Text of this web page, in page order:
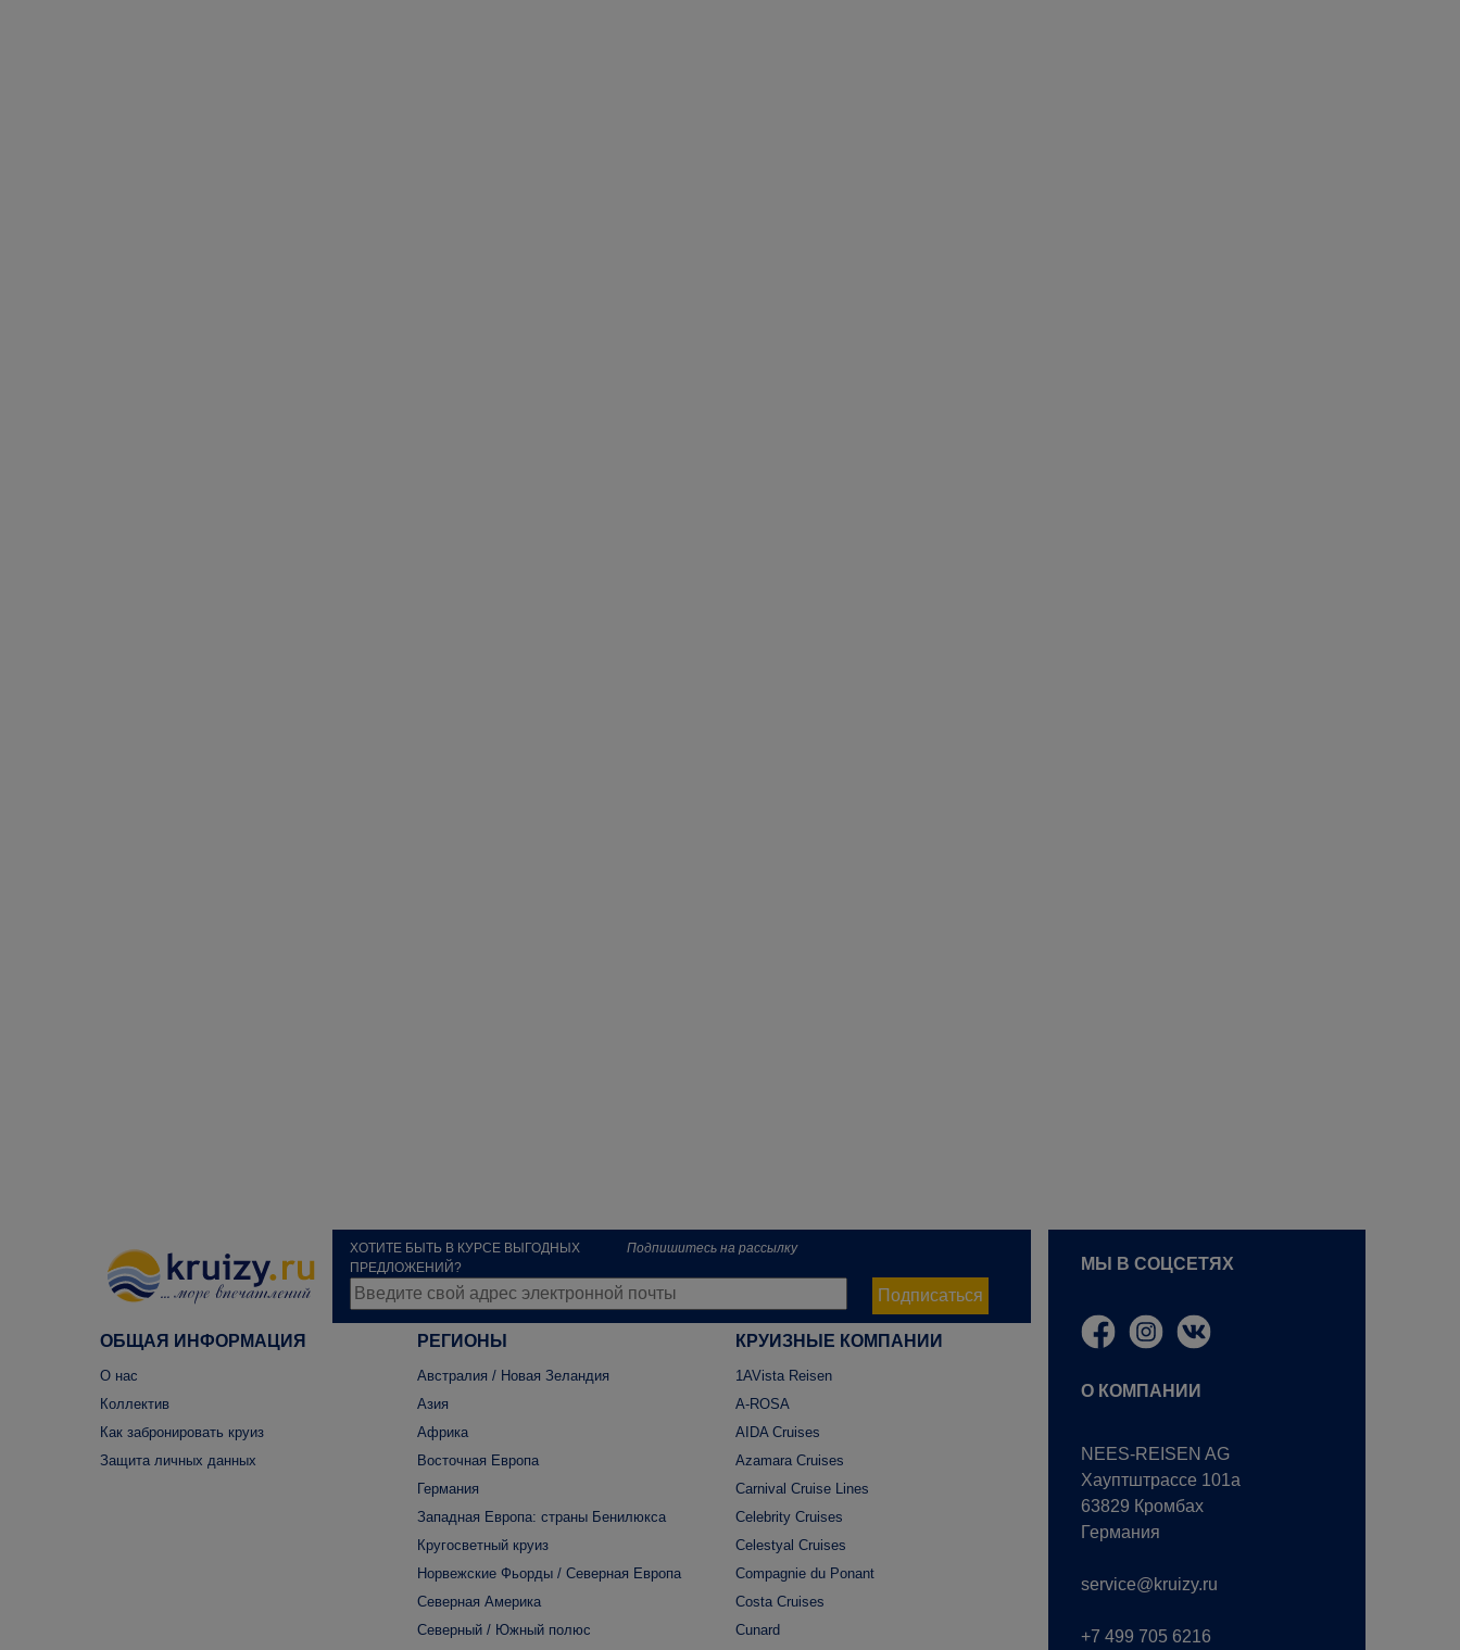
ХОТИТЕ БЫТЬ В КУРСЕ ВЫГОДНЫХ
ПРЕДЛОЖЕНИЙ?
Подпишитесь на рассылку
Подписаться
ОБЩАЯ ИНФОРМАЦИЯ
О нас
Коллектив
Как забронировать круиз
Защита личных данных
РЕГИОНЫ
Австралия / Новая Зеландия
Азия
Африка
Восточная Европа
Германия
Западная Европа: страны Бенилюкса
Кругосветный круиз
Норвежские Фьорды / Северная Европа
Северная Америка
Северный / Южный полюс
КРУИЗНЫЕ КОМПАНИИ
1AVista Reisen
A-ROSA
AIDA Cruises
Azamara Cruises
Carnival Cruise Lines
Celebrity Cruises
Celestyal Cruises
Compagnie du Ponant
Costa Cruises
Cunard
МЫ В СОЦСЕТЯХ
О КОМПАНИИ
NEES-REISEN AG
Хауптштрассе 101a
63829 Кромбах
Германия
service@kruizy.ru
+7 499 705 6216